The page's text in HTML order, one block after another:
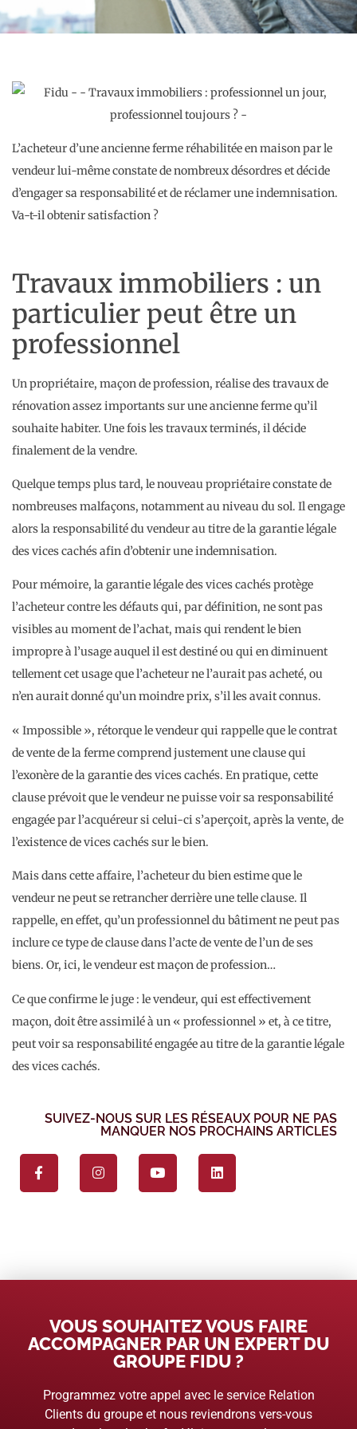
L’acheteur d’une ancienne ferme réhabilitée en maison par le
vendeur lui-même constate de nombreux désordres et décide
d’engager sa responsabilité et de réclamer une indemnisation.
Va-t-il obtenir satisfaction ?
Travaux immobiliers : un
particulier peut être un
professionnel
Un propriétaire, maçon de profession, réalise des travaux de
rénovation assez importants sur une ancienne ferme qu’il
souhaite habiter. Une fois les travaux terminés, il décide
finalement de la vendre.
Quelque temps plus tard, le nouveau propriétaire constate de
nombreuses malfaçons, notamment au niveau du sol. Il engage
alors la responsabilité du vendeur au titre de la garantie légale
des vices cachés afin d’obtenir une indemnisation.
Pour mémoire, la garantie légale des vices cachés protège
l’acheteur contre les défauts qui, par définition, ne sont pas
visibles au moment de l’achat, mais qui rendent le bien
impropre à l’usage auquel il est destiné ou qui en diminuent
tellement cet usage que l’acheteur ne l’aurait pas acheté, ou
n’en aurait donné qu’un moindre prix, s’il les avait connus.
« Impossible », rétorque le vendeur qui rappelle que le contrat
de vente de la ferme comprend justement une clause qui
l’exonère de la garantie des vices cachés. En pratique, cette
clause prévoit que le vendeur ne puisse voir sa responsabilité
engagée par l’acquéreur si celui-ci s’aperçoit, après la vente, de
l’existence de vices cachés sur le bien.
Mais dans cette affaire, l’acheteur du bien estime que le
vendeur ne peut se retrancher derrière une telle clause. Il
rappelle, en effet, qu’un professionnel du bâtiment ne peut pas
inclure ce type de clause dans l’acte de vente de l’un de ses
biens. Or, ici, le vendeur est maçon de profession…
Ce que confirme le juge : le vendeur, qui est effectivement
maçon, doit être assimilé à un « professionnel » et, à ce titre,
peut voir sa responsabilité engagée au titre de la garantie légale
des vices cachés.
SUIVEZ-NOUS SUR LES RÉSEAUX POUR NE PAS
MANQUER NOS PROCHAINS ARTICLES
VOUS SOUHAITEZ VOUS FAIRE
ACCOMPAGNER PAR UN EXPERT DU
GROUPE FIDU ?
Programmez votre appel avec le service Relation
Clients du groupe et nous reviendrons vers-vous